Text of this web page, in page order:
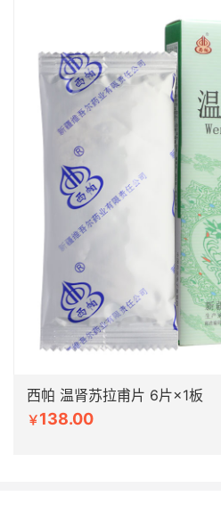
西帕 温肾苏拉甫片 6片×1板
￥138.00